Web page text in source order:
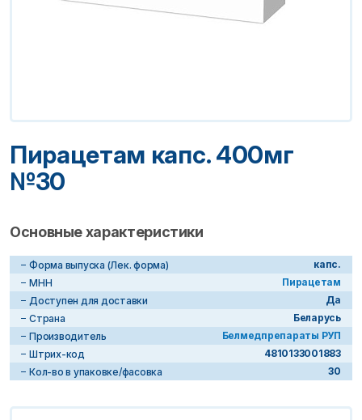
Пирацетам капс. 400мг
№30
Основные характеристики
Форма выпуска (Лек. форма)
капс.
МНН
Пирацетам
Доступен для доставки
Да
Страна
Беларусь
Производитель
Белмедпрепараты РУП
Штрих-код
4810133001883
Кол-во в упаковке/фасовка
30